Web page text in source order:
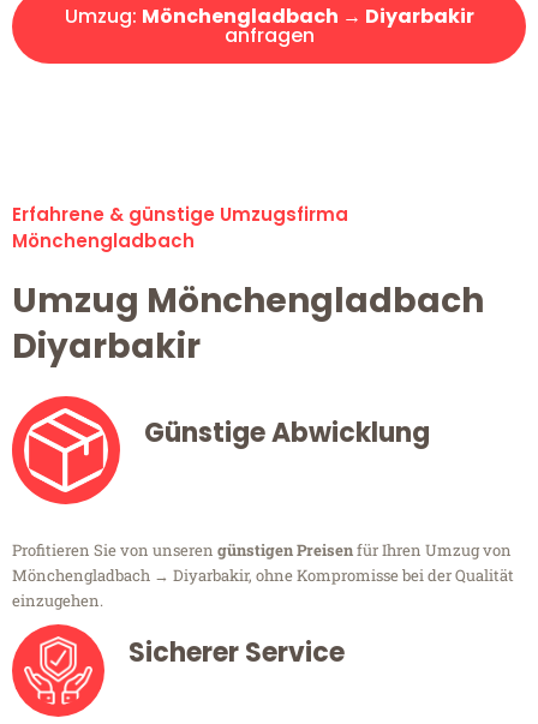
Umzug: Mönchengladbach → Diyarbakir
anfragen
Erfahrene & günstige Umzugsfirma
Mönchengladbach
Umzug Mönchengladbach
Diyarbakir
Günstige Abwicklung
Profitieren Sie von unseren günstigen Preisenfür Ihren Umzug von
Mönchengladbach → Diyarbakir, ohne Kompromisse bei der Qualität
einzugehen.
Sicherer Service